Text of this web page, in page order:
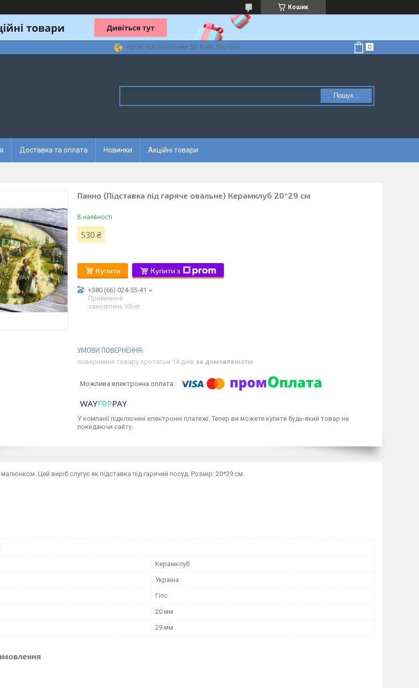
Кошик
пров. Ізяславський 52, Київ, Україна
Пошук...
Доставка та оплата Новинки Акційні товари
Панно (Підставка під гаряче овальне) Керамклуб 20*29 см
В наявності
530 ₴
Купити Купити з
+380 (66) 024-55-41
Приймання
замовлень Viber
повернення товару протягом 14 днів за домовленістю
У компанії підключені електронні платежі. Тепер ви можете купити будь-який товар не
покидаючи сайту.
Цей виріб слугує як підставка під гарячий посуд. Розмір: 20*29 см.
Керамклуб
Україна
Гіпс
20 мм
29 мм